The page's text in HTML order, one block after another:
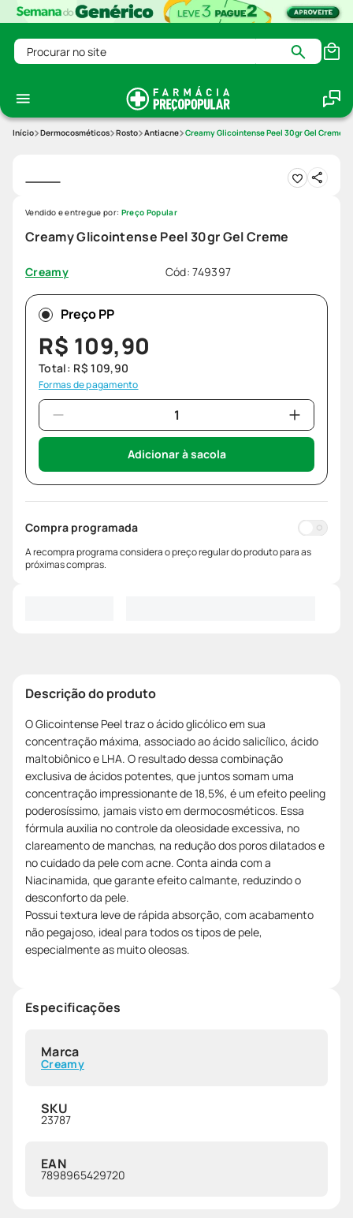
Procurar no site
Dermocosméticos Rosto Antiacne Creamy Glicointense Peel 30gr Gel Creme
Creamy Glicointense Peel 30gr Gel Creme
Creamy Cód:749397
Vendido e entregue por: Preço Popular
Preço PP
R$ 109,90
Total: R$ 109,90
Formas de pagamento
Adicionar à sacola
Compra programada
A recompra programa considera o preço regular do produto para as
próximas compras.
Descrição do produto
O Glicointense Peel traz o ácido glicólico em sua
concentração máxima, associado ao ácido salicílico, ácido
maltobiônico e LHA. O resultado dessa combinação
exclusiva de ácidos potentes, que juntos somam uma
concentração impressionante de 18,5%, é um efeito peeling
poderosíssimo, jamais visto em dermocosméticos. Essa
fórmula auxilia no controle da oleosidade excessiva, no
clareamento de manchas, na redução dos poros dilatados e
no cuidado da pele com acne. Conta ainda com a
Niacinamida, que garante efeito calmante, reduzindo o
desconforto da pele.
Possui textura leve de rápida absorção, com acabamento
não pegajoso, ideal para todos os tipos de pele,
especialmente as muito oleosas.
Especificações
Marca
Creamy
SKU
23787
EAN
7898965429720